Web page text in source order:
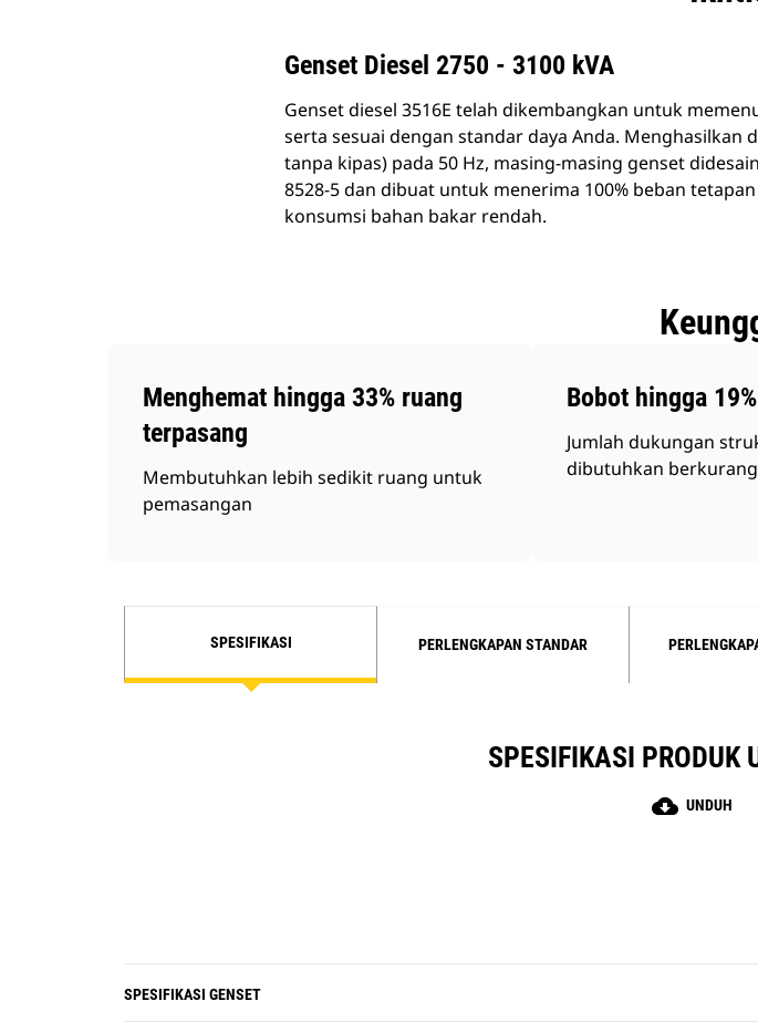
Genset Diesel 2750 - 3100 kVA
Genset diesel 3516E telah dikembangkan untuk
serta sesuai dengan standar daya Anda. Menghasilkan
tanpa kipas) pada 50 Hz, masing-masing genset
8528-5 dan dibuat untuk menerima 100% beban
konsumsi bahan bakar rendah.
Menghemat hingga 33% ruang
terpasang
Membutuhkan lebih sedikit ruang untuk
pemasangan
Bobot hingga
Jumlah dukungan
dibutuhkan berkurang
SPESIFIKASI PERLENGKAPAN STANDAR
SPESIFIKASI PRODUK
cloud_download UNDUH
SPESIFIKASI GENSET